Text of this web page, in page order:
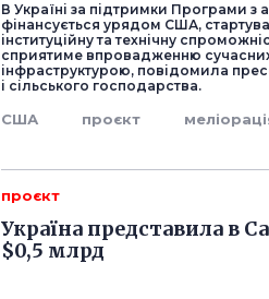
В Україні за підтримки Програми з
фінансується урядом США,
інституційну та технічну
сприятиме впровадженню
інфраструктурою, повідомила
і сільського господарства.
США проєкт
проєкт
Україна представила в
$0,5 млрд